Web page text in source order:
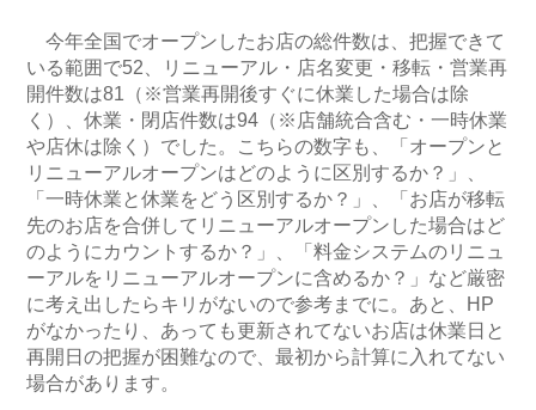
今年全国でオープンしたお店の総件数は、把握できて
いる範囲で52、リニューアル・店名変更・移転・営業再
開件数は81（※営業再開後すぐに休業した場合は除
く）、休業・閉店件数は94（※店舗統合含む・一時休業
や店休は除く）でした。こちらの数字も、「オープンと
リニューアルオープンはどのように区別するか？」、
「一時休業と休業をどう区別するか？」、「お店が移転
先のお店を合併してリニューアルオープンした場合はど
のようにカウントするか？」、「料金システムのリニュ
ーアルをリニューアルオープンに含めるか？」など厳密
に考え出したらキリがないので参考までに。あと、HP
がなかったり、あっても更新されてないお店は休業日と
再開日の把握が困難なので、最初から計算に入れてない
場合があります。